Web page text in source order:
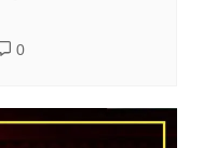
0